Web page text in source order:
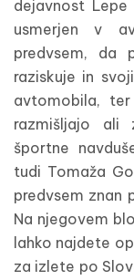
dejavnost
usmerjen v
predvsem, da
raziskuje in
avtomobila,
razmišljajo ali
športne
tudi Tomaža
predvsem znan
Na njegovem
lahko najdete
za izlete po